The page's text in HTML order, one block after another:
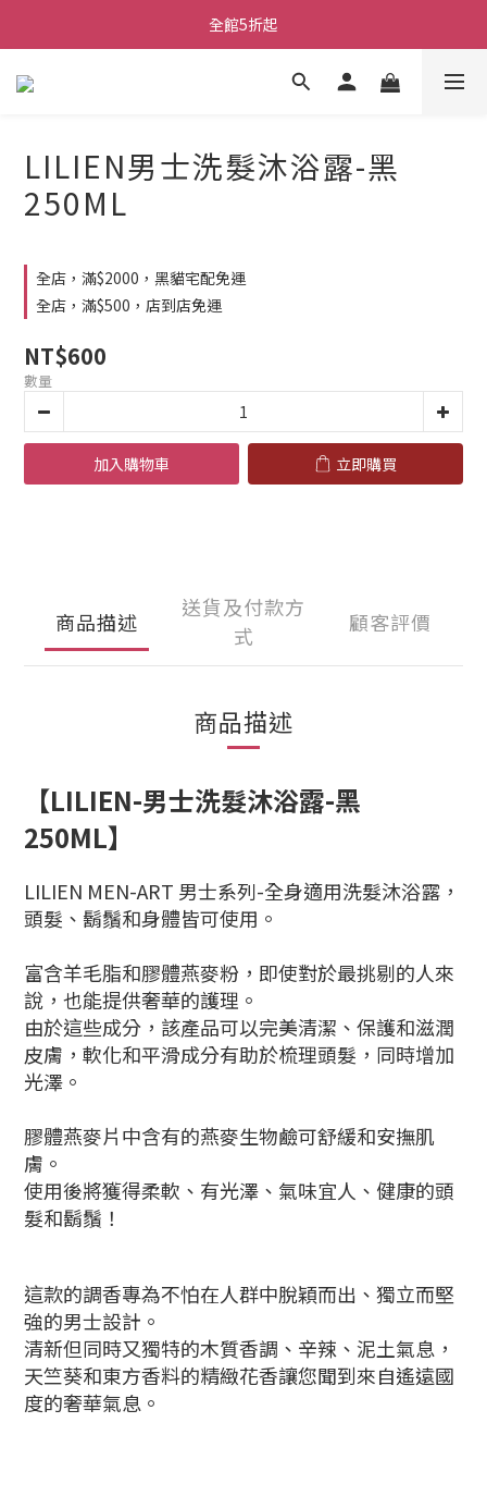
全館5折起
LILIEN男士洗髮沐浴露-黑
250ML
全店，滿$2000，黑貓宅配免運
全店，滿$500，店到店免運
NT$600
數量
加入購物車 立即購買
商品描述
送貨及付款方
式
顧客評價
商品描述
【LILIEN-男士洗髮沐浴露-黑
250ML】
LILIEN MEN-ART 男士系列-全身適用洗髮沐浴露，
頭髮、鬍鬚和身體皆可使用。
富含羊毛脂和膠體燕麥粉，即使對於最挑剔的人來
說，也能提供奢華的護理。
由於這些成分，該產品可以完美清潔、保護和滋潤
皮膚，軟化和平滑成分有助於梳理頭髮，同時增加
光澤。
膠體燕麥片中含有的燕麥生物鹼可舒緩和安撫肌
膚。
使用後將獲得柔軟、有光澤、氣味宜人、健康的頭
髮和鬍鬚！
這款的調香專為不怕在人群中脫穎而出、獨立而堅
強的男士設計。
清新但同時又獨特的木質香調、辛辣、泥土氣息，
天竺葵和東方香料的精緻花香讓您聞到來自遙遠國
度的奢華氣息。